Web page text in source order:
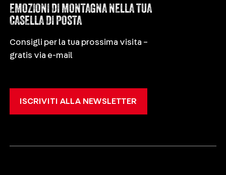
EMOZIONI DI MONTAGNA NELLA TUA
CASELLA DI POSTA
Consigli per la tua prossima visita –
gratis via e-mail
ISCRIVITI ALLA NEWSLETTER